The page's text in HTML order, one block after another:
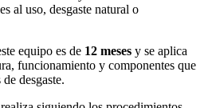
al uso, desgaste natural o
equipo es de 12 meses y se aplica
funcionamiento y componentes que
desgaste.